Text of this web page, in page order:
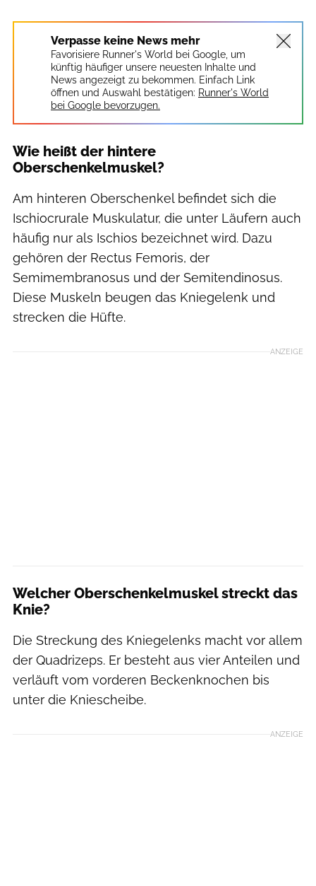
Verpasse keine News mehr
Favorisiere Runner's World bei Google, um
künftig häufiger unsere neuesten Inhalte und
News angezeigt zu bekommen. Einfach Link
öffnen und Auswahl bestätigen: Runner's World
bei Google bevorzugen.
Wie heißt der hintere
Oberschenkelmuskel?
Am hinteren Oberschenkel befindet sich die
Ischiocrurale Muskulatur, die unter Läufern auch
häufig nur als Ischios bezeichnet wird. Dazu
gehören der Rectus Femoris, der
Semimembranosus und der Semitendinosus.
Diese Muskeln beugen das Kniegelenk und
strecken die Hüfte.
ANZEIGE
Welcher Oberschenkelmuskel streckt das
Knie?
Die Streckung des Kniegelenks macht vor allem
der Quadrizeps. Er besteht aus vier Anteilen und
verläuft vom vorderen Beckenknochen bis
unter die Kniescheibe.
ANZEIGE